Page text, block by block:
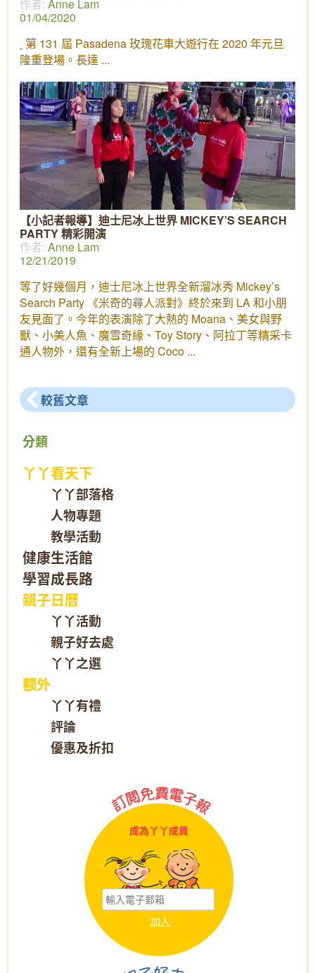
作者: Anne Lam
01/04/2020
第 131 屆 Pasadena 玫瑰花車大遊行在 2020 年元旦
隆重登場。長達
【小記者報導】迪士尼冰上世界 MICKEY’S SEARCH
PARTY 精彩開演
作者: Anne Lam
12/21/2019
等了好幾個月，迪士尼冰上世界全新溜冰秀 Mickey’s
Search Party 《米奇的尋人派對》終於來到 LA 和小朋
友見面了。今年的表演除了大熱的 Moana、美女與野
獸、小美人魚、魔雪奇緣、Toy Story、阿拉丁等精采卡
通人物外，還有全新上場的 Coco
較舊文章
分類
丫丫看天下
丫丫部落格
人物專題
教學活動
健康生活館
學習成長路
親子日曆
丫丫活動
親子好去處
丫丫之選
额外
丫丫有禮
評論
優惠及折扣
成為丫丫成員